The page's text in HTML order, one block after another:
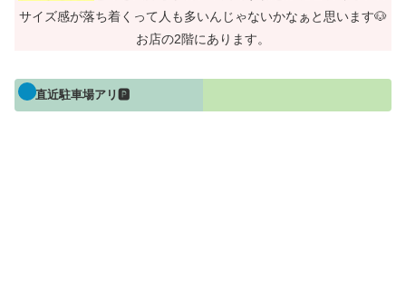
サイズ感が落ち着くって人も多いんじゃないかなぁと思います🐶
お店の2階にあります。
直近駐車場アリ🅿